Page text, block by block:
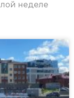
неделе